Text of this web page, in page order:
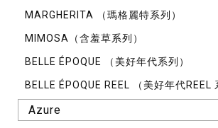
MARGHERITA （瑪格麗特系列）
MIMOSA（含羞草系列）
BELLE ÉPOQUE （美好年代系列）
BELLE ÉPOQUE REEL （美好年代REEL
Azure